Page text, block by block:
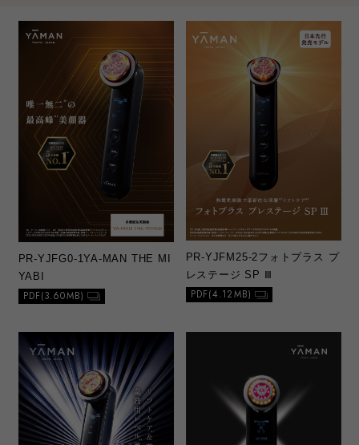
PR-YJFG0-1YA-MAN THE MI
YABI
PDF(3.60MB)
PR-YJFM25-2フォトプラス プ
レステージ SP Ⅲ
PDF(4.12MB)